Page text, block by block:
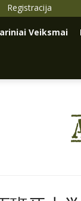
Registracija
Veiksmai